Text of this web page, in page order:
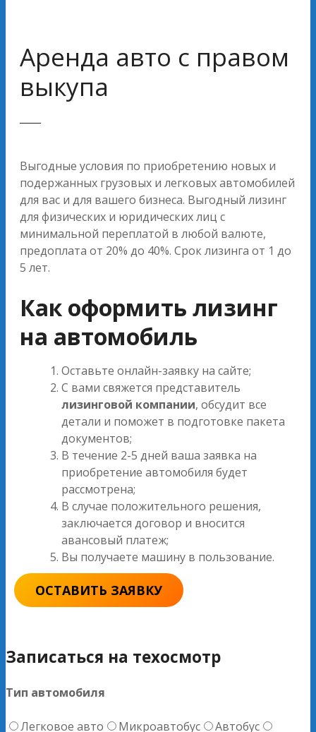
Аренда авто с правом
выкупа
Выгодные условия по приобретению новых и
подержанных грузовых и легковых автомобилей
для вас и для вашего бизнеса. Выгодный лизинг
для физических и юридических лиц с
минимальной переплатой в любой валюте,
предоплата от 20% до 40%. Срок лизинга от 1 до
5 лет.
Как оформить лизинг
на автомобиль
Оставьте онлайн-заявку на сайте;
С вами свяжется представитель
лизинговой компании, обсудит все
детали и поможет в подготовке пакета
документов;
В течение 2-5 дней ваша заявка на
приобретение автомобиля будет
рассмотрена;
В случае положительного решения,
заключается договор и вносится
авансовый платеж;
Вы получаете машину в пользование.
ОСТАВИТЬ ЗАЯВКУ
Записаться на техосмотр
Тип автомобиля
Легковое авто Микроавтобус Автобус